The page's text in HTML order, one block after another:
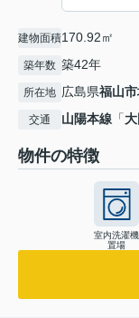
建物面積170.92㎡
築年数 築42年
所在地 広島県福山市
交通 山陽本線 「
物件の特徴
室内洗濯機
置場